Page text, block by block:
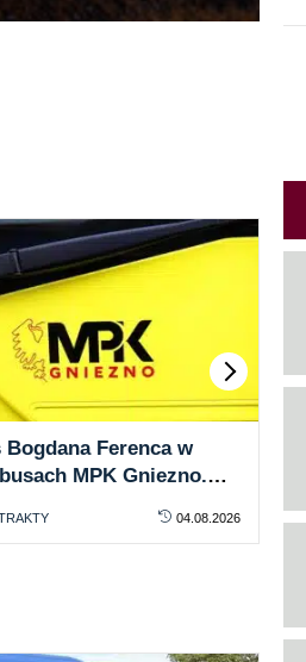
Bogdana Ferenca w
MPK Gniezno.
04.08.2026